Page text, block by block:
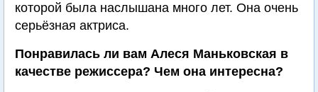
которой была наслышана много лет. Она очень
серьёзная актриса.
Понравилась ли вам Алеся Маньковская в
качестве режиссера? Чем она интересна?